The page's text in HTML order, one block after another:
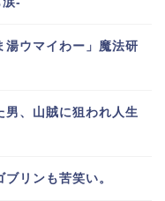
湯ウマイわー」魔法研
男、山賊に狙われ人生
リンも苦笑い。